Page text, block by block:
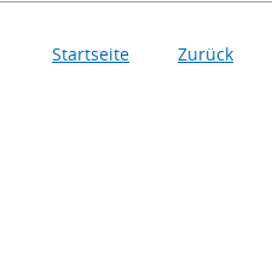
Startseite Zurück